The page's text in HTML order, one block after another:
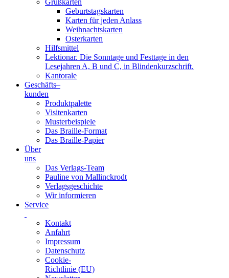
Grußkarten
Geburtstagskarten
Karten für jeden Anlass
Weihnachtskarten
Osterkarten
Hilfsmittel
Lektionar. Die Sonntage und Festtage in den
Lesejahren A, B und C, in Blindenkurzschrift.
Kantorale
Geschäfts­–
kunden
Produktpalette
Visitenkarten
Musterbeispiele
Das Braille-Format
Das Braille-Papier
Über
uns
Das Verlags-Team
Pauline von Mallinckrodt
Verlagsgeschichte
Wir informieren
Service
Kontakt
Anfahrt
Impressum
Datenschutz
Cookie-
Richtlinie (EU)